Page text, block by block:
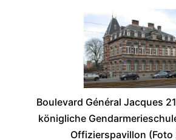
Boulevard Général Jacques
königliche
Offizierspavillon (Foto